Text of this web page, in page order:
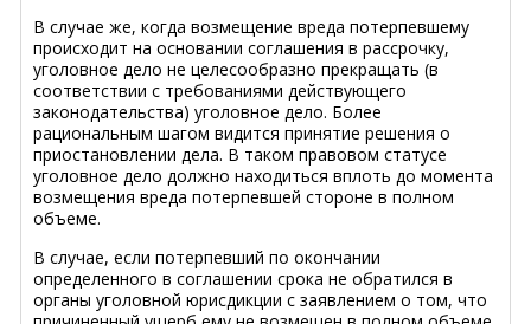
В случае же, когда возмещение вреда потерпевшему
происходит на основании соглашения в рассрочку,
уголовное дело не целесообразно прекращать (в
соответствии с требованиями действующего
законодательства) уголовное дело. Более
рациональным шагом видится принятие решения о
приостановлении дела. В таком правовом статусе
уголовное дело должно находиться вплоть до момента
возмещения вреда потерпевшей стороне в полном
объеме.
В случае, если потерпевший по окончании
определенного в соглашении срока не обратился в
органы уголовной юрисдикции с заявлением о том, что